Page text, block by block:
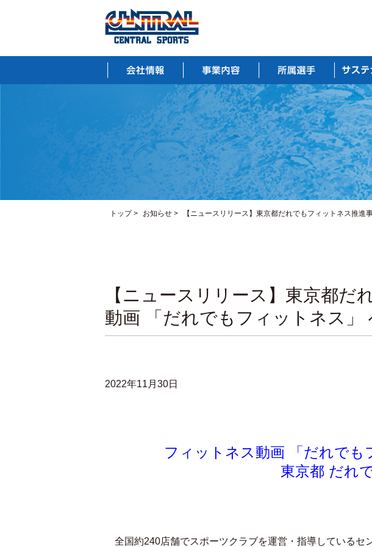
トップ> お知らせ > 【ニュースリリース】東京都だれでもフィットネス推
【ニュースリリース】東京都
動画 「だれでもフィットネス」
2022年11月30日
フィットネス動画 「だれでも
東京都 だれ
全国約240店舗でスポーツクラブを運営・指導しているセ